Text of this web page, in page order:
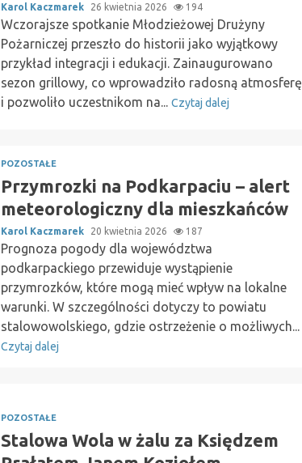
Karol Kaczmarek 26 kwietnia 2026 194
Wczorajsze spotkanie Młodzieżowej Drużyny
Pożarniczej przeszło do historii jako wyjątkowy
przykład integracji i edukacji. Zainaugurowano
sezon grillowy, co wprowadziło radosną atmosferę
i pozwoliło uczestnikom na... Czytaj dalej
POZOSTAŁE
Przymrozki na Podkarpaciu – alert
meteorologiczny dla mieszkańców
Karol Kaczmarek 20 kwietnia 2026 187
Prognoza pogody dla województwa
podkarpackiego przewiduje wystąpienie
przymrozków, które mogą mieć wpływ na lokalne
warunki. W szczególności dotyczy to powiatu
stalowowolskiego, gdzie ostrzeżenie o możliwych...
Czytaj dalej
POZOSTAŁE
Stalowa Wola w żalu za Księdzem